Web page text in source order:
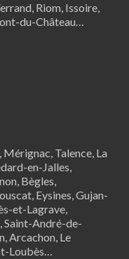
, Riom, Issoire,
du-Château…
, Mérignac, Talence, La
en-Jalles,
, Bègles,
, Eysines, Gujan-
et-Lagrave,
, Saint-André-de-
,Arcachon, Le
Loubès…